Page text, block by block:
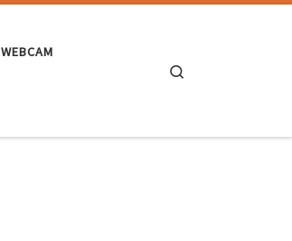
WEBCAM